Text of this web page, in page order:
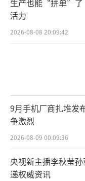
活力
2026-08-08 20:09:42
9月手机厂商扎堆发
争激烈
2026-08-09 00:09:36
央视新主播李秋莹
递权威资讯